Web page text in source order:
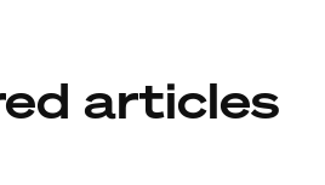
articles